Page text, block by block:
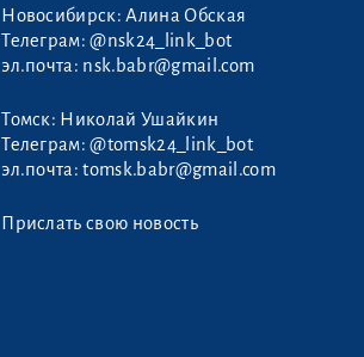
Новосибирск: Алина Обская
Телеграм:@nsk24_link_bot
эл.почта: nsk.babr@gmail.com
Томск: Николай Ушайкин
Телеграм:@tomsk24_link_bot
эл.почта:tomsk.babr@gmail.com
Прислать свою новость